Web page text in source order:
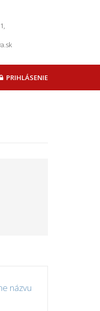
PRIHLÁSENIE
názvu